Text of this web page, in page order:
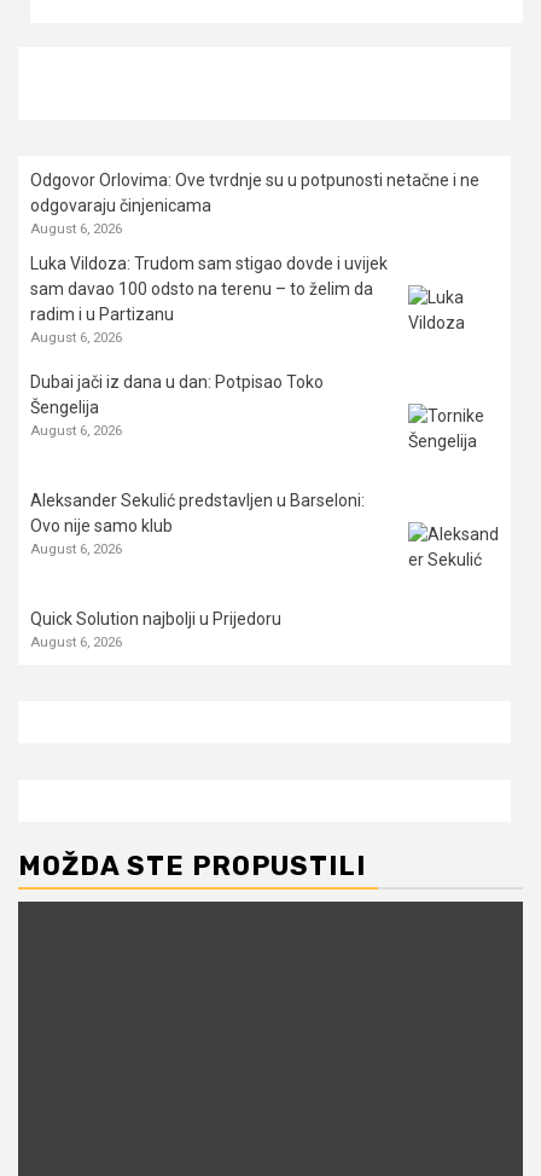
Odgovor Orlovima: ​Ove tvrdnje su u potpunosti netačne i ne
odgovaraju činjenicama
August 6, 2026
Luka Vildoza: Trudom sam stigao dovde i uvijek
sam davao 100 odsto na terenu – to želim da
radim i u Partizanu
August 6, 2026
Dubai jači iz dana u dan: Potpisao Toko
Šengelija
August 6, 2026
Aleksander Sekulić predstavljen u Barseloni:
Ovo nije samo klub
August 6, 2026
Quick Solution najbolji u Prijedoru
August 6, 2026
MOŽDA STE PROPUSTILI